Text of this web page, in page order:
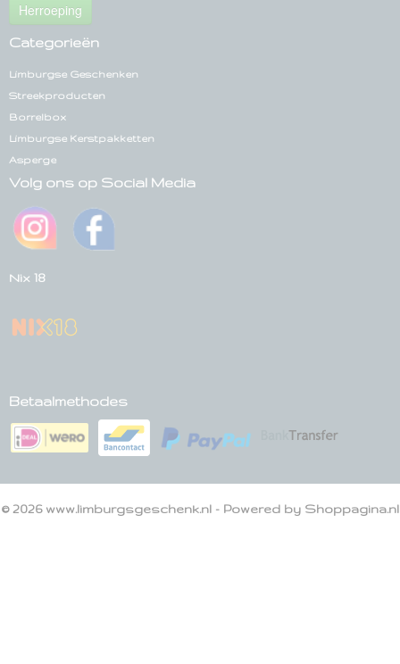
Herroeping
Categorieën
Limburgse Geschenken
Streekproducten
Borrelbox
Limburgse Kerstpakketten
Asperge
Volg ons op Social Media
Nix 18
Betaalmethodes
© 2026 www.limburgsgeschenk.nl - Powered by Shoppagina.nl